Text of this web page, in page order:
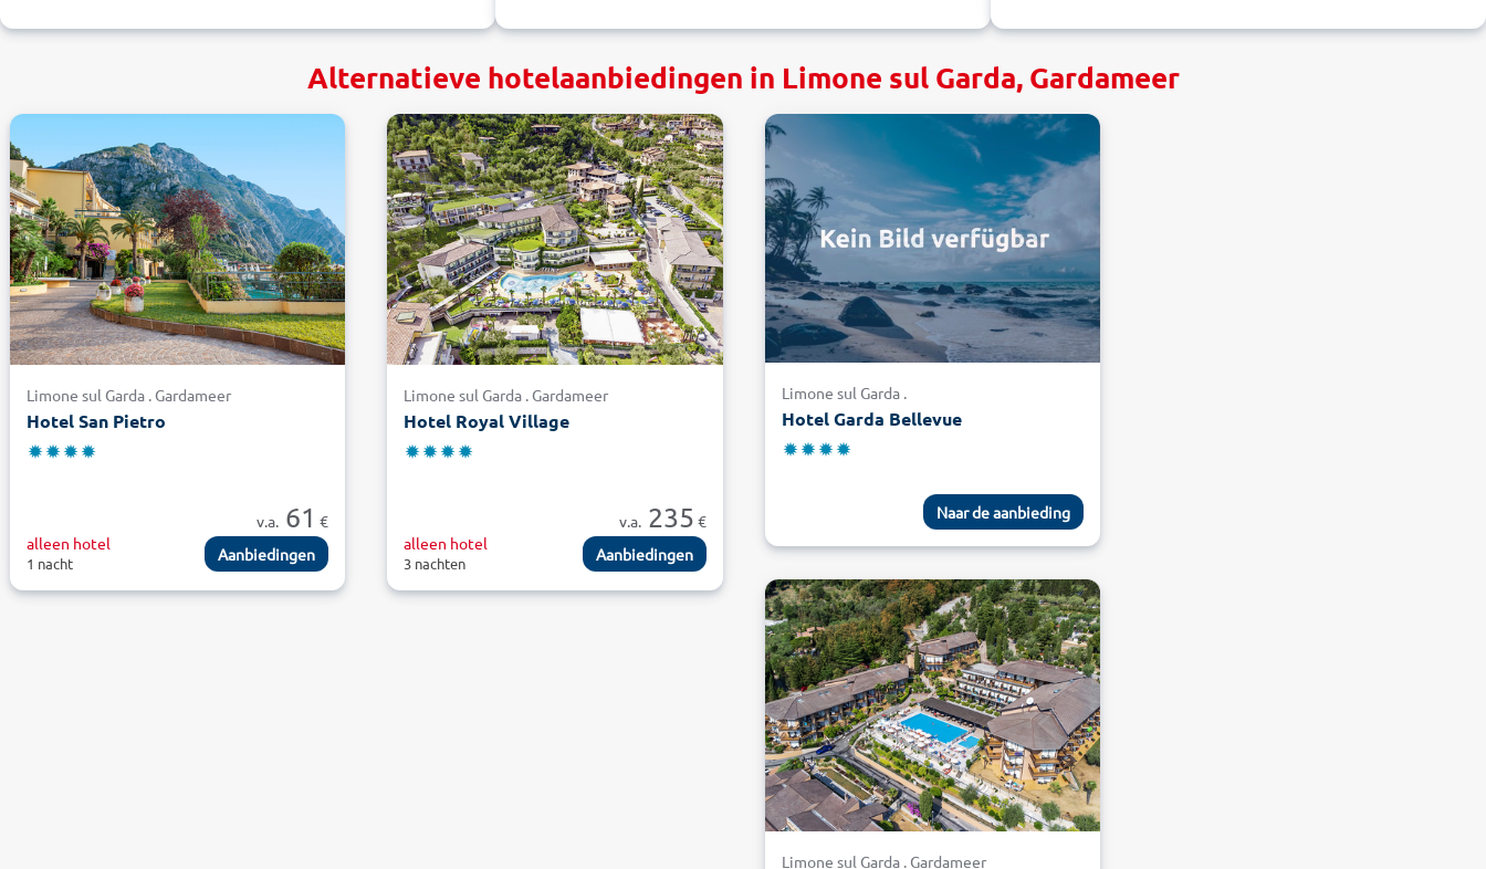
Alternatieve hotelaanbiedingen in Limone sul Garda, Gardameer
Limone sul Garda . Gardameer
Hotel San Pietro
v.a. 61 €
alleen hotel
1 nacht Aanbiedingen
Limone sul Garda . Gardameer
Hotel Royal Village
v.a.235 €
alleen hotel
3 nachten Aanbiedingen
Limone sul Garda .
Hotel Garda Bellevue
Naar de aanbieding
Limone sul Garda . Gardameer